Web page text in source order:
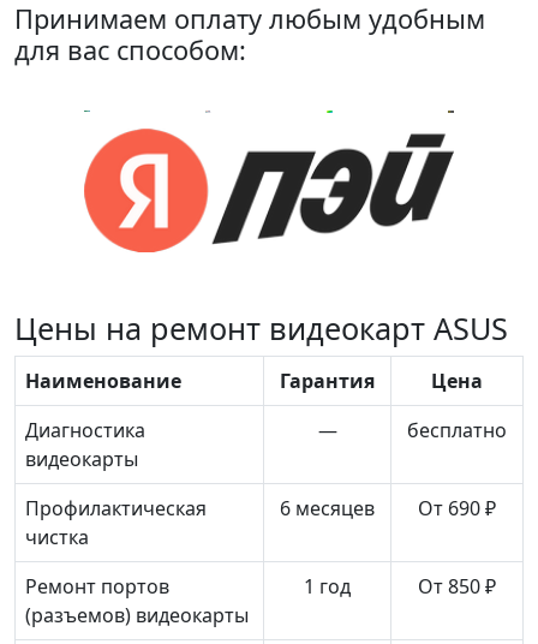
Принимаем оплату любым удобным
для вас способом:
Цены на ремонт видеокарт ASUS
Наименование Гарантия
Цена
Диагностика
видеокарты
— бесплатно
Профилактическая
чистка
6 месяцев От 690 ₽
Ремонт портов
(разъемов) видеокарты
1 год От 850 ₽